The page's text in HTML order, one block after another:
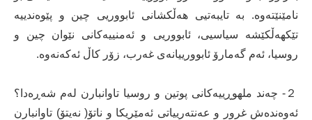
نامێنێتەوە. بە تایبەتیی هەڵکشانی ئابووریی چین و پێوەندییە
تێکهەڵکێشە سیاسیی، ئابووریی و ئەمنییەکانی نێوان چین و
روسیا، ئەم گەمارۆ ئابوورییانەی غەرب، زۆر کاڵ ئەکەنەوە.
２- چەند ملهوڕییەکانی پوتین و روسیا تاوانبارن لەم شەڕەدا؟
ئەوەندەش غرور و عەنتەرییاتی ئەمێریکا و ناتۆ( نەیتۆ) تاوانبارن